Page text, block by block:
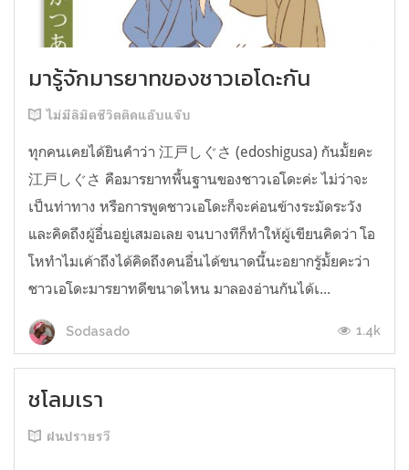
มารู้จักมารยาทของชาวเอโดะกัน
ไม่มีลิมิตชีวิตติดแอ๊บแจ๊บ
ทุกคนเคยได้ยินคำว่า 江戸しぐさ (edoshigusa) กันมั้ยคะ
江戸しぐさ คือมารยาทพื้นฐานของชาวเอโดะค่ะ ไม่ว่าจะ
เป็นท่าทาง หรือการพูดชาวเอโดะก็จะค่อนข้างระมัดระวัง
และคิดถึงผู้อื่นอยู่เสมอเลย จนบางทีก็ทำให้ผู้เขียนคิดว่า โอ
โหทำไมเค้าถึงได้คิดถึงคนอื่นได้ขนาดนี้นะอยากรู้มั้ยคะว่า
ชาวเอโดะมารยาทดีขนาดไหน มาลองอ่านกันได้เ...
Sodasado 1.4k
ชโลมเรา
ฝนปรายรวี